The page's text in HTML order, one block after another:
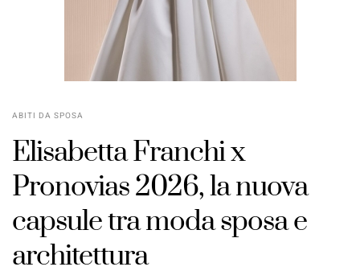
ABITI DA SPOSA
Elisabetta Franchi x
Pronovias 2026, la nuova
capsule tra moda sposa e
architettura